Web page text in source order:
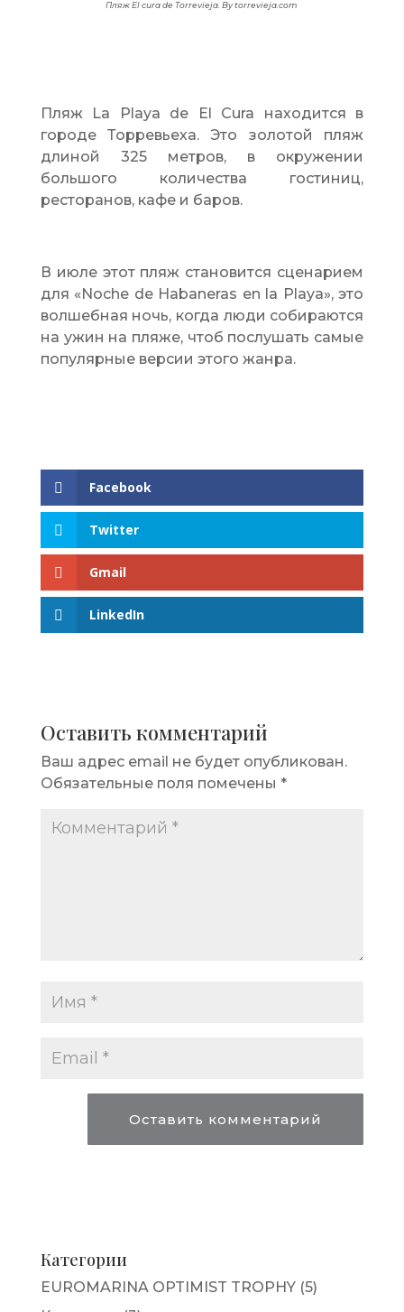
ПляжEl cura de Torrevieja. By torrevieja.com
Пляж La Playa de El Cura находится в
городе Торревьеха. Это золотой пляж
длиной 325 метров, в окружении
большого количества гостиниц,
ресторанов, кафе и баров.
В июле этот пляж становится сценарием
для «Noche de Habaneras en la Playa», это
волшебная ночь, когда люди собираются
на ужин на пляже, чтоб послушать самые
популярные версии этого жанра.
Facebook
Twitter
Gmail
LinkedIn
Оставить комментарий
Ваш адрес email не будет опубликован.
Обязательные поля помечены *
Категории
EUROMARINA OPTIMIST TROPHY(5)